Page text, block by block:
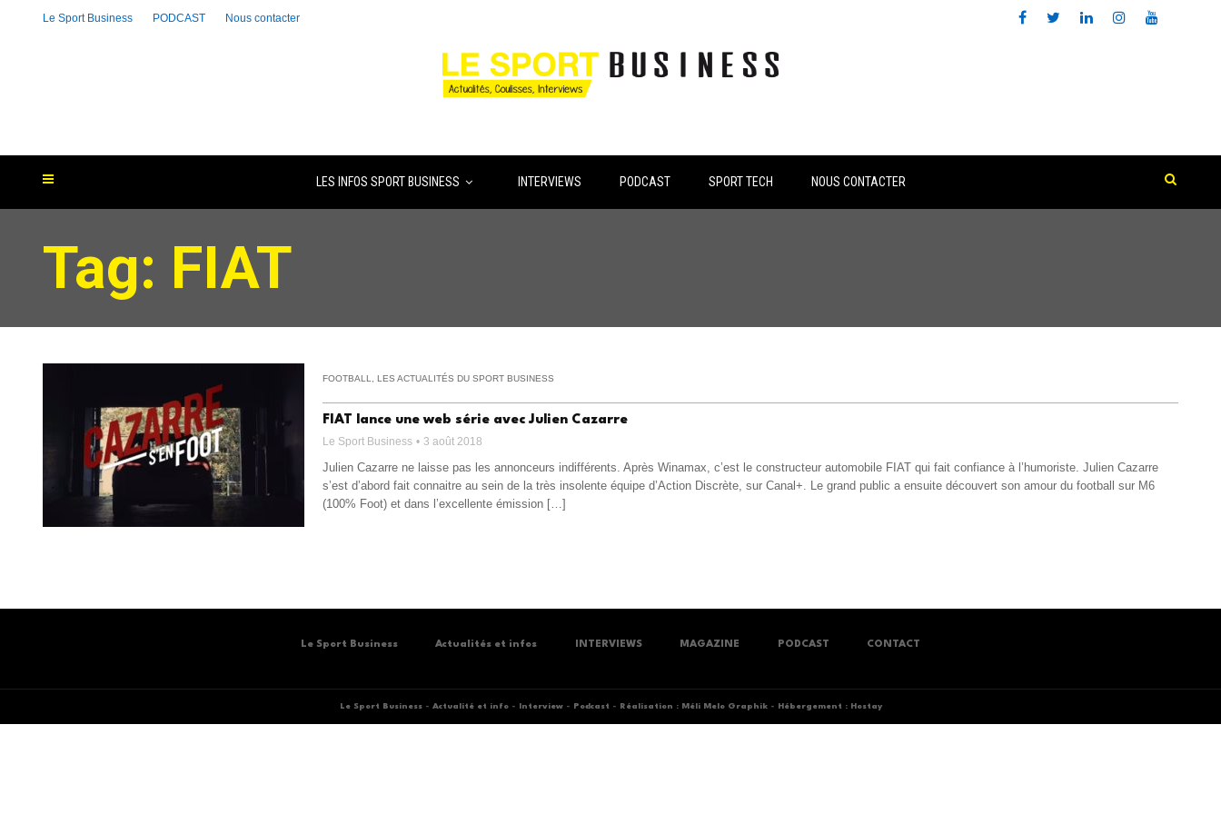
LES INFOS SPORT BUSINESS INTERVIEWS PODCAST SPORT TECH NOUS CONTACTER
Le Sport Business PODCAST Nous contacter
Tag: FIAT
FOOTBALL LES ACTUALITÉS DU SPORT BUSINESS
FIAT lance une web série avec Julien Cazarre
Le Sport Business 3 août 2018
Julien Cazarre ne laisse pas les annonceurs indifférents. Après Winamax, c’est le constructeur automobile FIAT qui fait confiance à l’humoriste. Julien Cazarre
s’est d’abord fait connaitre au sein de la très insolente équipe d’Action Discrète, sur Canal+. Le grand public a ensuite découvert son amour du football sur M6
(100% Foot) et dans l’excellente émission […]
Le Sport Business Actualités et infos INTERVIEWS MAGAZINE PODCAST CONTACT
Le Sport Business- Actualité et info- Interview- Podcast - Réalisation : Méli Melo Graphik- Hébergement : Hostay